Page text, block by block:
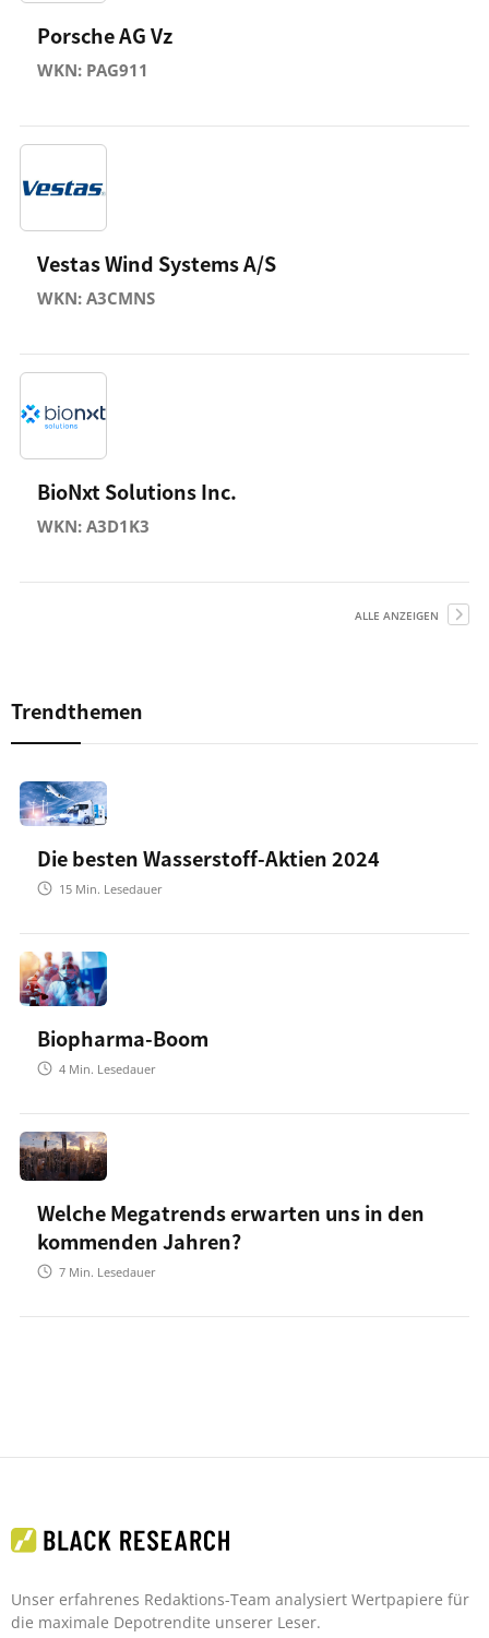
Porsche AG Vz
WKN: PAG911
Vestas Wind Systems A/S
WKN: A3CMNS
BioNxt Solutions Inc.
WKN: A3D1K3
ALLE ANZEIGEN
Trendthemen
Die besten Wasserstoff-Aktien 2024
15 Min. Lesedauer
Biopharma-Boom
4 Min. Lesedauer
Welche Megatrends erwarten uns in den
kommenden Jahren?
7 Min. Lesedauer
Unser erfahrenes Redaktions-Team analysiert Wertpapiere für
die maximale Depotrendite unserer Leser.